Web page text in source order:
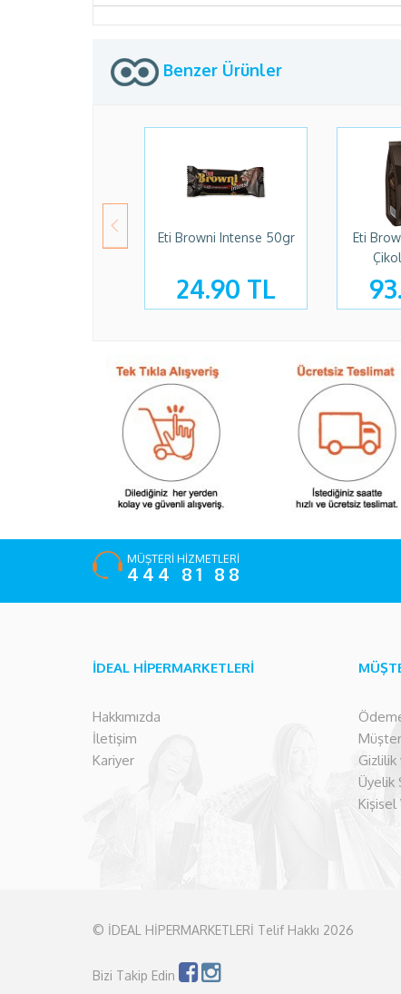
Benzer Ürünler
Eti Browni Intense 50gr
24.90 TL
Eti
MÜŞTERİ HİZMETLERİ
444 81 88
İDEAL HİPERMARKETLERİ
Hakkımızda
İletişim
Kariyer
Gizlilik
Üyelik
Kişisel
© İDEAL HİPERMARKETLERİ Telif Hakkı 2026
Bizi Takip Edin